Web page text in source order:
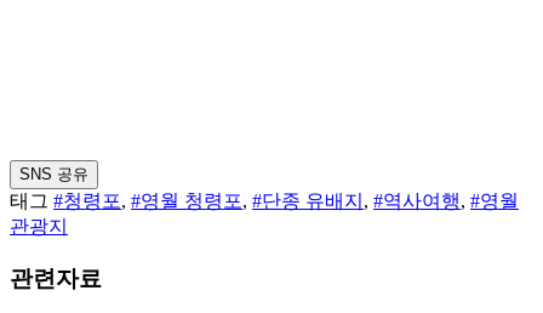
SNS 공유
태그 #청령포, #영월 청령포, #단종 유배지 , #역사여행, #영월
관광지
관련자료